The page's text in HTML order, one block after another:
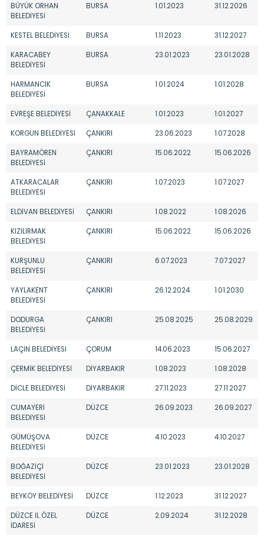
BÜYÜK ORHAN
BELEDİYESİ
BURSA 1.01.2023 31.12.2026
KESTEL BELEDİYESİ BURSA 1.11.2023 31.12.2027
KARACABEY
BELEDİYESİ
BURSA 23.01.2023 23.01.2028
HARMANCIK
BELEDİYESİ
BURSA 1.01.2024 1.01.2028
EVREŞE BELEDİYESİ ÇANAKKALE 1.01.2023 1.01.2027
KORGUN BELEDİYESİ ÇANKIRI 23.06.2023 1.07.2028
BAYRAMÖREN
BELEDİYESİ
ÇANKIRI 15.06.2022 15.06.2026
ATKARACALAR
BELEDİYESİ
ÇANKIRI 1.07.2023 1.07.2027
ELDİVAN BELEDİYESİ ÇANKIRI 1.08.2022 1.08.2026
KIZILIRMAK
BELEDİYESİ
ÇANKIRI 15.06.2022 15.06.2026
KURŞUNLU
BELEDİYESİ
ÇANKIRI 6.07.2023 7.07.2027
YAYLAKENT
BELEDİYESİ
ÇANKIRI 26.12.2024 1.01.2030
DODURGA
BELEDİYESİ
ÇANKIRI 25.08.2025 25.08.2029
LAÇİN BELEDİYESİ ÇORUM 14.06.2023 15.06.2027
ÇERMİK BELEDİYESİ DİYARBAKIR 1.08.2023 1.08.2028
DİCLE BELEDİYESİ DİYARBAKIR 27.11.2023 27.11.2027
CUMAYERİ
BELEDİYESİ
DÜZCE 26.09.2023 26.09.2027
GÜMÜŞOVA
BELEDİYESİ
DÜZCE 4.10.2023 4.10.2027
BOĞAZİÇİ
BELEDİYESİ
DÜZCE 23.01.2023 23.01.2028
BEYKÖY BELEDİYESİ DÜZCE 1.12.2023 31.12.2027
DÜZCE İL ÖZEL
İDARESİ
DÜZCE 2.09.2024 31.12.2028